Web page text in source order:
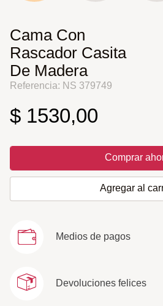
Cama Con
Rascador Casita
De Madera
Referencia: NS 379749
$ 1530,00
Comprar
Agregar al
Medios de pagos
Devoluciones felices